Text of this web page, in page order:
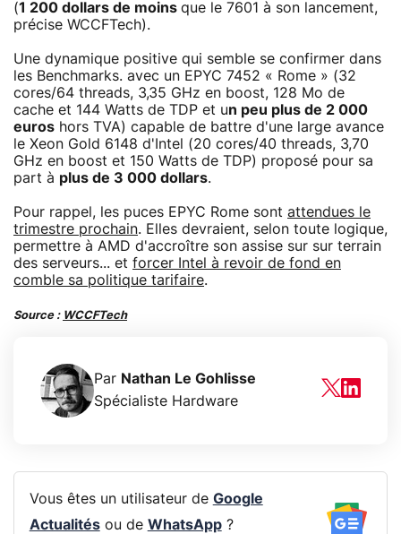
(1 200 dollars de moins que le 7601 à son lancement,
précise WCCFTech).
Une dynamique positive qui semble se confirmer dans
les Benchmarks. avec un EPYC 7452 « Rome » (32
cores/64 threads, 3,35 GHz en boost, 128 Mo de
cache et 144 Watts de TDP et un peu plus de 2 000
euros hors TVA) capable de battre d'une large avance
le Xeon Gold 6148 d'Intel (20 cores/40 threads, 3,70
GHz en boost et 150 Watts de TDP) proposé pour sa
part à plus de 3 000 dollars.
Pour rappel, les puces EPYC Rome sont attendues le
trimestre prochain. Elles devraient, selon toute logique,
permettre à AMD d'accroître son assise sur sur terrain
des serveurs... et forcer Intel à revoir de fond en
comble sa politique tarifaire.
Source : WCCFTech
Par Nathan Le Gohlisse
Spécialiste Hardware
Vous êtes un utilisateur de Google
Actualitésou de WhatsApp?